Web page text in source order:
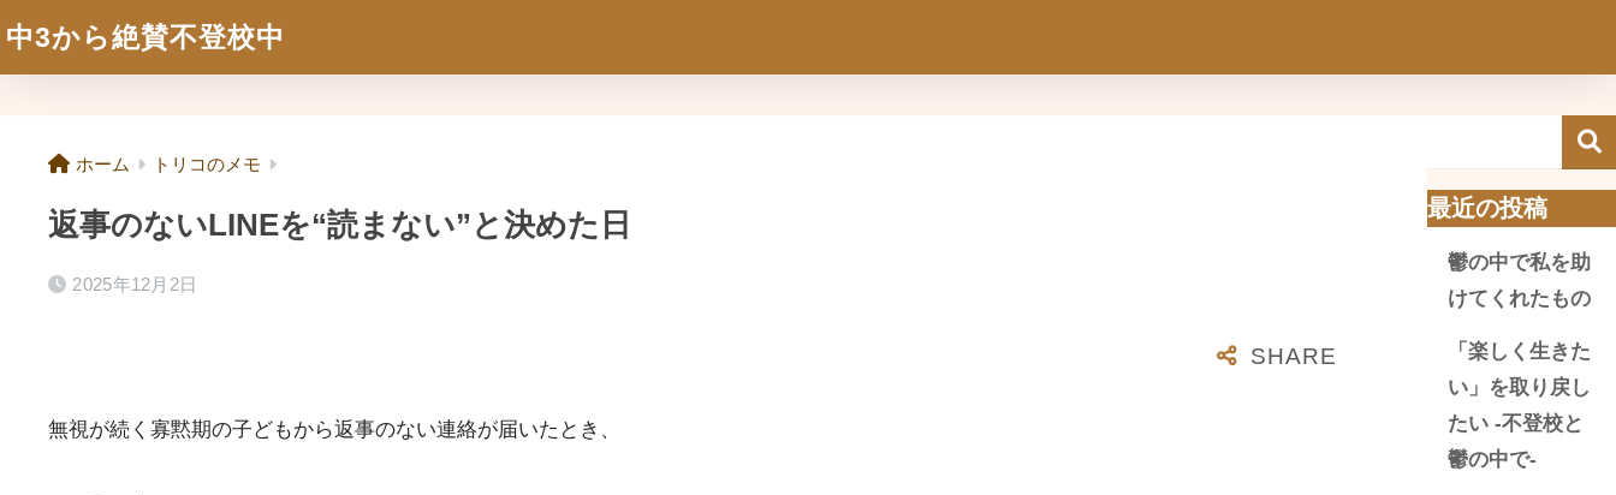
中3から絶賛不登校中
ホーム トリコのメモ
返事のないLINEを“読まない”と決めた日
2025年12月2日
無視が続く寡黙期の子どもから返事のない連絡が届いたとき、
最近の投稿
鬱の中で私を助
けてくれたもの
「楽しく生きた
い」を取り戻し
たい -不登校と
鬱の中で-